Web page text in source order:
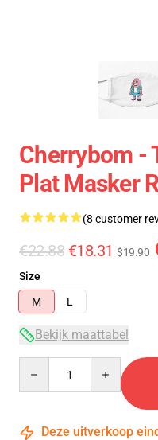
Cherrybom -
Plat Masker
(8 customer
€22.88 €18.31 $19.90
Size
M
L
Bekijk maattabel
Deze uitverkoop